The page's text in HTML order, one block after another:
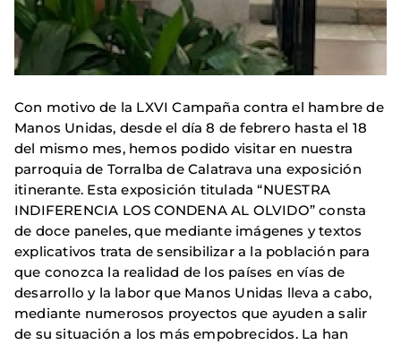
Con motivo de la LXVI Campaña contra el hambre de
Manos Unidas, desde el día 8 de febrero hasta el 18
del mismo mes, hemos podido visitar en nuestra
parroquia de Torralba de Calatrava una exposición
itinerante. Esta exposición titulada “NUESTRA
INDIFERENCIA LOS CONDENA AL OLVIDO” consta
de doce paneles, que mediante imágenes y textos
explicativos trata de sensibilizar a la población para
que conozca la realidad de los países en vías de
desarrollo y la labor que Manos Unidas lleva a cabo,
mediante numerosos proyectos que ayuden a salir
de su situación a los más empobrecidos. La han